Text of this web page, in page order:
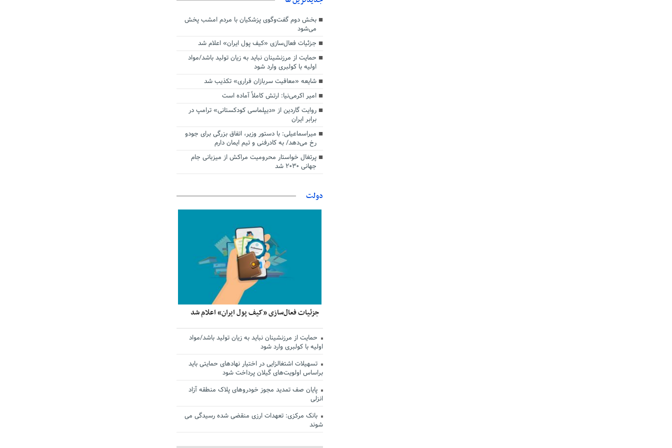
بخش دوم گفت‌وگوی پزشکیان با مردم امشب پخش
می‌شود
جزئیات فعال‌سازی «کیف پول ایران» اعلام شد
حمایت از مرزنشینان نباید به زیان تولید باشد/مواد
اولیه با کولبری وارد شود
شایعه «معافیت سربازان فراری» تکذیب شد
امیر اکرمی‌نیا: ارتش کاملاً آماده است
روایت گاردین از «دیپلماسی کودکستانی» ترامپ در
برابر ایران
میراسماعیلی: با دستور وزیر، اتفاق بزرگی برای جودو
رخ می‌دهد/ به کادرفنی و تیم ایمان دارم
پرتغال خواستار محرومیت مراکش از میزبانی جام
جهانی ۲۰۳۰ شد
دولت
جزئیات فعال‌سازی «کیف پول ایران» اعلام شد
حمایت از مرزنشینان نباید به زیان تولید باشد/مواد
اولیه با کولبری وارد شود
تسهیلات اشتغالزایی در اختیار نهادهای حمایتی باید
براساس اولویت‌های گیلان پرداخت شود
پایان صف تمدید مجوز خودروهای پلاک منطقه آزاد
انزلی
بانک مرکزی: تعهدات ارزی منقضی شده رسیدگی می
شوند